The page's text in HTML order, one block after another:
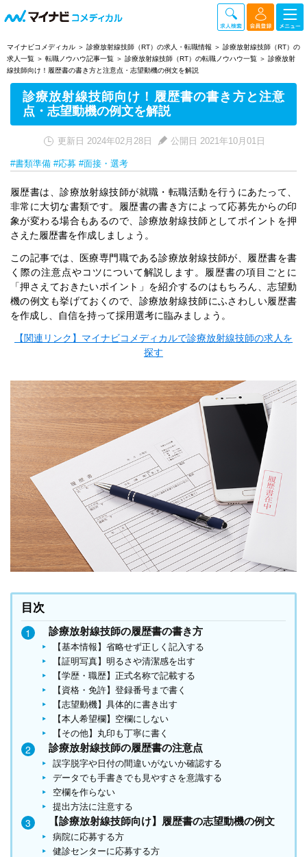
マイナビコメディカル 診療放射線技師（RT）の求人・転職情報
診療放射線技師（RT）の
求人一覧
転職ノウハウ記事一覧 診療放射線技師（RT）の転職ノウハウ一覧
診療放射
線技師向け！履歴書の書き方と注意点・志望動機の例文を解説
診療放射線技師向け！履歴書の書き方と注意
点・志望動機の例文を解説
更新日 2024年02月28日 公開日 2021年10月01日
#書類準備 #応募 #面接・選考
履歴書は、診療放射線技師が就職・転職活動を行うにあたって、
非常に大切な書類です。履歴書の書き方によって応募先からの印
象が変わる場合もあるので、診療放射線技師としてポイントを押
さえた履歴書を作成しましょう。
この記事では、医療専門職である診療放射線技師が、履歴書を書
く際の注意点やコツについて解説します。履歴書の項目ごとに
「押さえておきたいポイント」を紹介するのはもちろん、志望動
機の例文も挙げておくので、診療放射線技師にふさわしい履歴書
を作成し、自信を持って採用選考に臨みましょう。
【関連リンク】マイナビコメディカルで診療放射線技師の求人を
探す
目次
診療放射線技師の履歴書の書き方
【基本情報】省略せず正しく記入する
【証明写真】明るさや清潔感を出す
【学歴・職歴】正式名称で記載する
【資格・免許】登録番号まで書く
【志望動機】具体的に書き出す
【本人希望欄】空欄にしない
【その他】丸印も丁寧に書く
診療放射線技師の履歴書の注意点
誤字脱字や日付の間違いがないか確認する
データでも手書きでも見やすさを意識する
空欄を作らない
提出方法に注意する
【診療放射線技師向け】履歴書の志望動機の例文
病院に応募する方
健診センターに応募する方